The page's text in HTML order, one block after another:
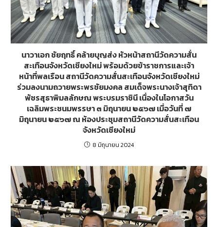
นาวาเอก ชัยฤทธิ์ คล้ายบุญส่ง หัวหน้าสถานีวัดความสั่น
สะเทือนจังหวัดเชียงใหม่ พร้อมด้วยข้าราชการและเจ้า
หน้าที่พลเรือน สถานีวัดความสั่นสะเทือนจังหวัดเชียงใหม่
ร่วมลงนามถวายพระพรชัยมงคล สมเด็จพระนางเจ้าสุทิดา
พัชรสุธาพิมลลักษณ พระบรมราชินี เนื่องในโอกาสวัน
เฉลิมพระชนมพรรษา ๓ มิถุนายน ๒๕๖๗ เมื่อวันที่ ๗
มิถุนายน ๒๕๖๗ ณ ห้องประชุมสถานีวัดความสั่นสะเทือน
จังหวัดเชียงใหม่
8 มิถุนายน 2024